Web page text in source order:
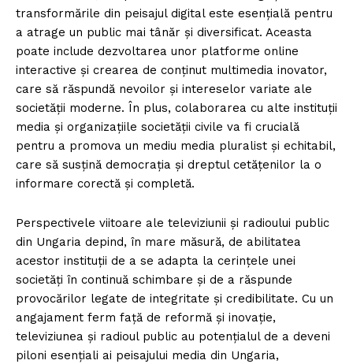
transformările din peisajul digital este esențială pentru
a atrage un public mai tânăr și diversificat. Aceasta
poate include dezvoltarea unor platforme online
interactive și crearea de conținut multimedia inovator,
care să răspundă nevoilor și intereselor variate ale
societății moderne. În plus, colaborarea cu alte instituții
media și organizațiile societății civile va fi crucială
pentru a promova un mediu media pluralist și echitabil,
care să susțină democrația și dreptul cetățenilor la o
informare corectă și completă.
Perspectivele viitoare ale televiziunii și radioului public
din Ungaria depind, în mare măsură, de abilitatea
acestor instituții de a se adapta la cerințele unei
societăți în continuă schimbare și de a răspunde
provocărilor legate de integritate și credibilitate. Cu un
angajament ferm față de reformă și inovație,
televiziunea și radioul public au potențialul de a deveni
piloni esențiali ai peisajului media din Ungaria,